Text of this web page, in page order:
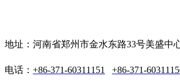
地址：河南省郑州市金水东路33号美盛中
电话： +86-371-60311151 +86-371-